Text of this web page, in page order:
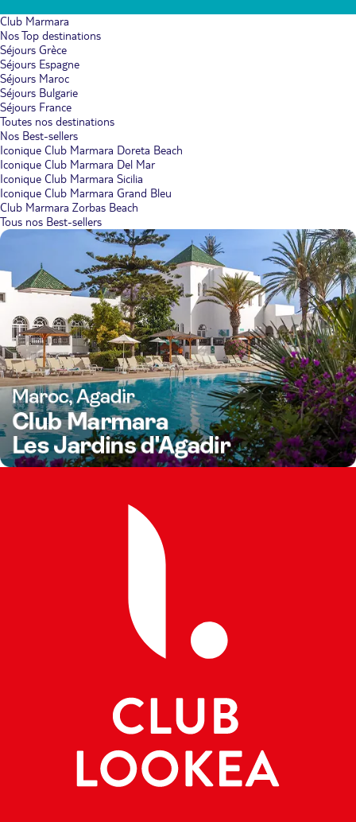
Club Marmara
Nos Top destinations
Séjours Grèce
Séjours Espagne
Séjours Maroc
Séjours Bulgarie
Séjours France
Toutes nos destinations
Nos Best-sellers
Iconique Club Marmara Doreta Beach
Iconique Club Marmara Del Mar
Iconique Club Marmara Sicilia
Iconique Club Marmara Grand Bleu
Club Marmara Zorbas Beach
Tous nos Best-sellers